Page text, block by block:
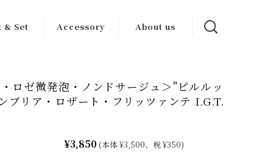
& Set
セット
Accessory
その他
About us
生産者一覧
ロゼ微発泡・ノンドサージュ＞"ピルルッ
ブリア・ロザート・フリッツァンテ I.G.T.
¥3,850 (本体 ¥3,500、税 ¥350)